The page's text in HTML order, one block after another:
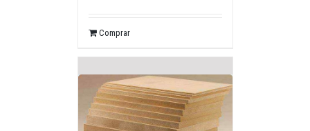
Comprar